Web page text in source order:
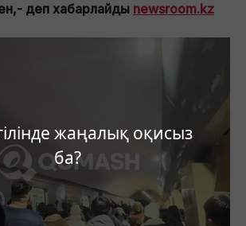
жаңалық оқисыз
ба?
деп хабарлайды newsroom.kz